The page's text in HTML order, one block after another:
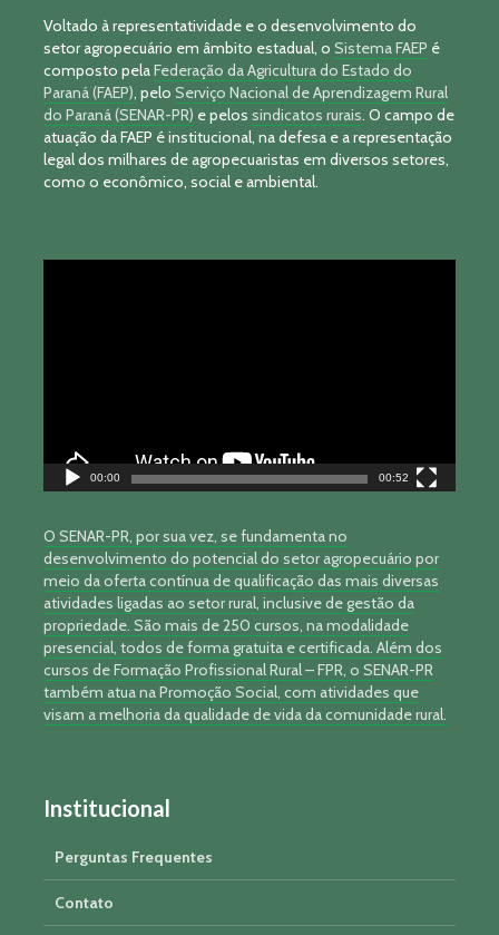
Voltado à representatividade e o desenvolvimento do
setor agropecuário em âmbito estadual, o Sistema FAEP é
composto pelaFederação da Agricultura do Estado do
Paraná (FAEP), pelo Serviço Nacional de Aprendizagem Rural
do Paraná (SENAR-PR) e pelos sindicatos rurais. O campo de
atuação da FAEP é institucional, na defesa e a representação
legal dos milhares de agropecuaristas em diversos setores,
como o econômico, social e ambiental.
00:00 00:52
O SENAR-PR, por sua vez, se fundamenta no
desenvolvimento do potencial do setor agropecuário por
meio da oferta contínua de qualificação das mais diversas
atividades ligadas ao setor rural, inclusive de gestão da
propriedade. São mais de 250 cursos, na modalidade
presencial, todos de forma gratuita e certificada. Além dos
cursos de Formação Profissional Rural – FPR, o SENAR-PR
também atua na Promoção Social, com atividades que
visam a melhoria da qualidade de vida da comunidade rural.
Institucional
Perguntas Frequentes
Contato